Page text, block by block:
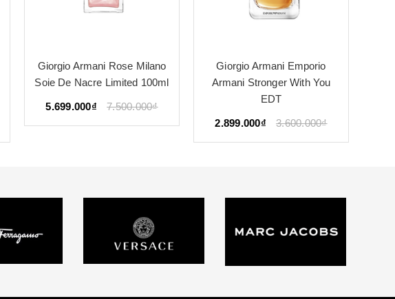
Giorgio Armani Emporio
Armani Stronger With You
2.899.000₫ 3.600.000₫
Giorgio Armani Sì Intense
EDP Limited
3.299.000₫ 5.000.000₫